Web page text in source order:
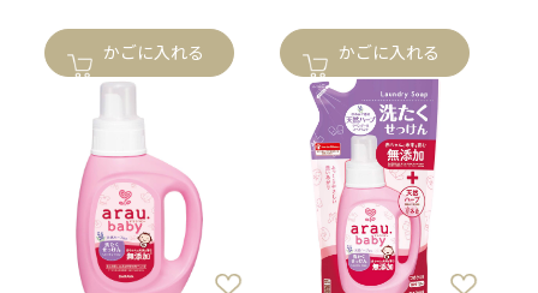
かごに入れる かごに入れる